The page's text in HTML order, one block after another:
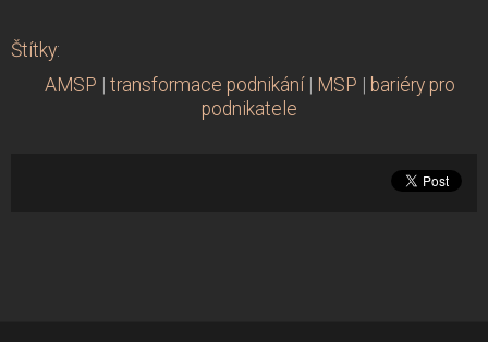
Štítky:
AMSP | transformace podnikání | MSP | bariéry pro
podnikatele